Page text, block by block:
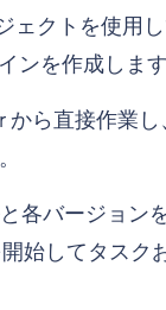
ェクトを使用
ンを作成します
ら直接作業
各バージョン
始してタスク